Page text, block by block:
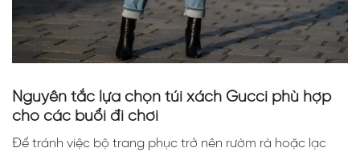
Nguyên tắc lựa chọn túi xách Gucci phù hợp
cho các buổi đi chơi
Để tránh việc bộ trang phục trở nên rườm rà hoặc lạc